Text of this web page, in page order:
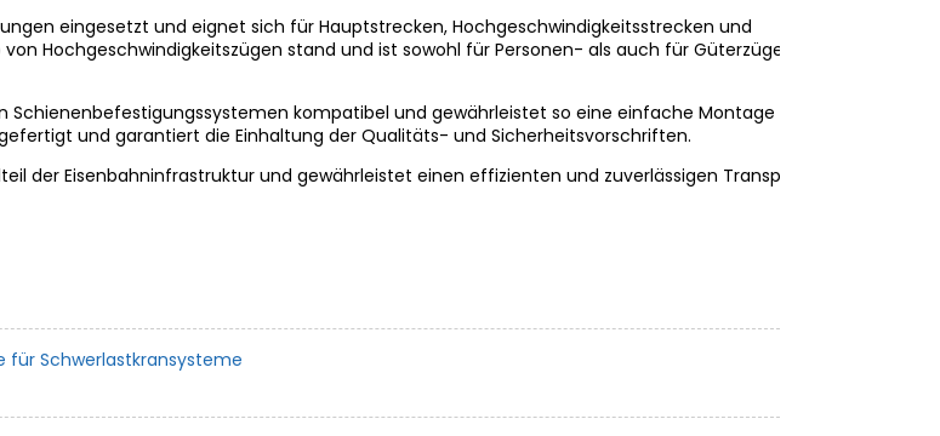
eingesetzt und eignet sich für Hauptstrecken, Hochgeschwindigkeitsstrecken und
Hochgeschwindigkeitszügen stand und ist sowohl für Personen- als auch für Güterzüge
Schienenbefestigungssystemen kompatibel und gewährleistet so eine einfache Montage
und garantiert die Einhaltung der Qualitäts- und Sicherheitsvorschriften.
der Eisenbahninfrastruktur und gewährleistet einen effizienten und zuverlässigen Transport
für Schwerlastkransysteme